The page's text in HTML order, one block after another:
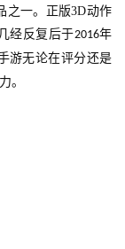
之一。正版3D动作
经反复后于2016年
游无论在评分还是
。